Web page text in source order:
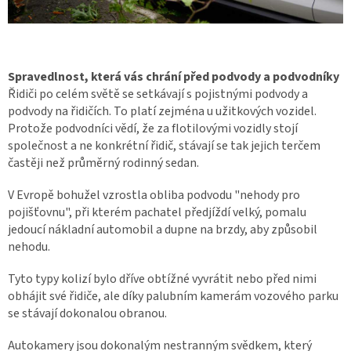
Spravedlnost, která vás chrání před podvody a podvodníky
Řidiči po celém světě se setkávají s pojistnými podvody a
podvody na řidičích. To platí zejména u užitkových vozidel.
Protože podvodníci vědí, že za flotilovými vozidly stojí
společnost a ne konkrétní řidič, stávají se tak jejich terčem
častěji než průměrný rodinný sedan.
V Evropě bohužel vzrostla obliba podvodu "nehody pro
pojišťovnu", při kterém pachatel předjíždí velký, pomalu
jedoucí nákladní automobil a dupne na brzdy, aby způsobil
nehodu.
Tyto typy kolizí bylo dříve obtížné vyvrátit nebo před nimi
obhájit své řidiče, ale díky palubním kamerám vozového parku
se stávají dokonalou obranou.
Autokamery jsou dokonalým nestranným svědkem, který